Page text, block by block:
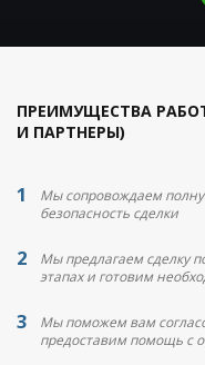
ПРЕИМУЩЕСТВА
И ПАРТНЕРЫ)
Мы сопровождаем
безопасность сделки
Мы предлагаем сделку
этапах и готовим
Мы поможем вам
предоставим помощь с